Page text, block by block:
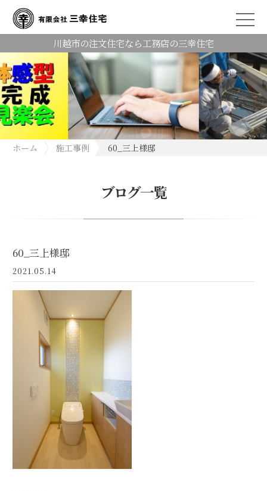
川越市の注文住宅なら工務店の三幸住宅
ホーム 施工事例 60_三上様邸
ブログ一覧
60_三上様邸
2021.05.14